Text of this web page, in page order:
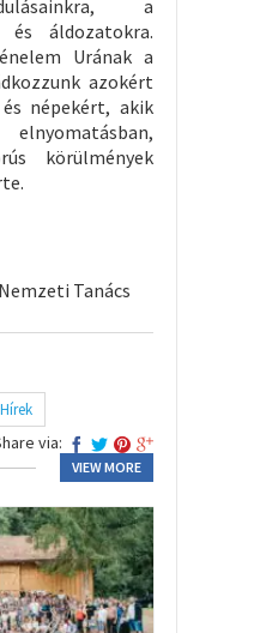
a
és áldozatokra.
Urának a
azokért
népekért, akik
körülmények
Tanács
Hírek
via:
VIEW MORE